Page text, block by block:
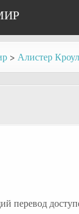
> Алистер
перевод